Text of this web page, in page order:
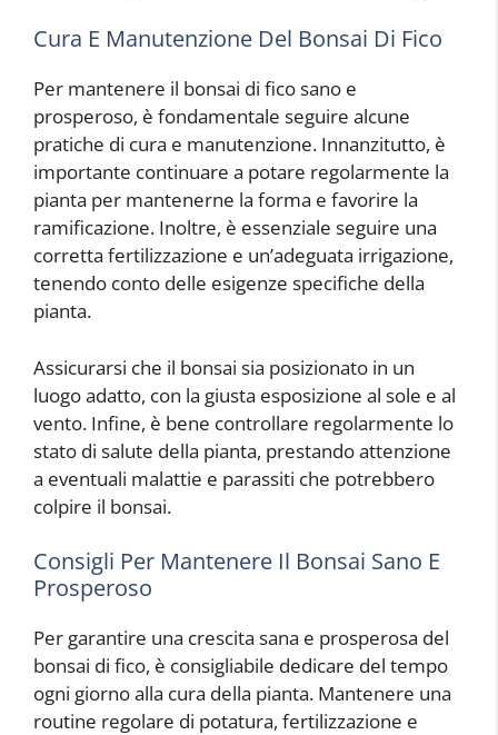
Cura E Manutenzione Del Bonsai Di Fico
Per mantenere il bonsai di fico sano e
prosperoso, è fondamentale seguire alcune
pratiche di cura e manutenzione. Innanzitutto, è
importante continuare a potare regolarmente la
pianta per mantenerne la forma e favorire la
ramificazione. Inoltre, è essenziale seguire una
corretta fertilizzazione e un’adeguata irrigazione,
tenendo conto delle esigenze specifiche della
pianta.
Assicurarsi che il bonsai sia posizionato in un
luogo adatto, con la giusta esposizione al sole e al
vento. Infine, è bene controllare regolarmente lo
stato di salute della pianta, prestando attenzione
a eventuali malattie e parassiti che potrebbero
colpire il bonsai.
Consigli Per Mantenere Il Bonsai Sano E
Prosperoso
Per garantire una crescita sana e prosperosa del
bonsai di fico, è consigliabile dedicare del tempo
ogni giorno alla cura della pianta. Mantenere una
routine regolare di potatura, fertilizzazione e